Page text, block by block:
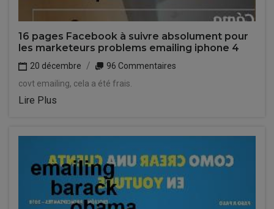
16 pages Facebook à suivre absolument pour
les marketeurs problems emailing iphone 4
20 décembre
96 Commentaires
covt emailing, cela a été frais.
Lire Plus